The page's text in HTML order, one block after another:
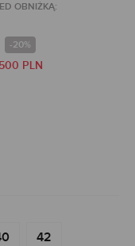
OBNIŻKĄ:
-20%
PLN
42